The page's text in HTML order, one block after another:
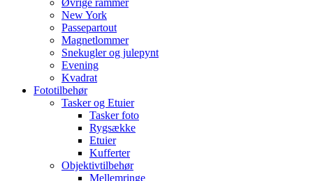
New York
Passepartout
Magnetlommer
Snekugler og julepynt
Evening
Kvadrat
Fototilbehør
Tasker og Etuier
Tasker foto
Rygsække
Etuier
Kufferter
Objektivtilbehør
Mellemringe